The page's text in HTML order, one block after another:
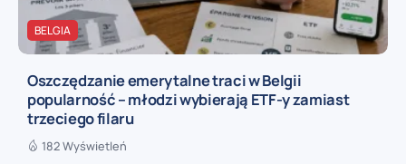
BELGIA
Oszczędzanie emerytalne traci w Belgii
popularność – młodzi wybierają ETF-y zamiast
trzeciego filaru
182 Wyświetleń